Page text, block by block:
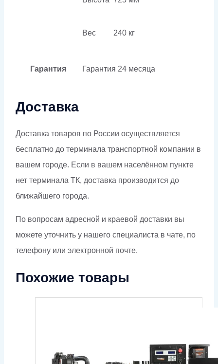
Вес 240 кг
Гарантия Гарантия 24 месяца
Доставка
Доставка товаров по России осуществляется
бесплатно до терминала транспортной компании в
вашем городе. Если в вашем населённом пункте
нет терминала ТК, доставка производится до
ближайшего города.
По вопросам адресной и краевой доставки вы
можете уточнить у нашего специалиста в чате, по
телефону или электронной почте.
Похожие товары